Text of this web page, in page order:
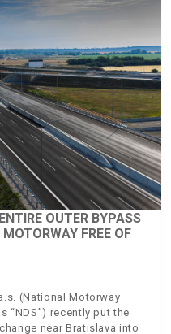
OUTER BYPASS
FREE OF
(National Motorway
“NDS”) recently put the
near Bratislava into